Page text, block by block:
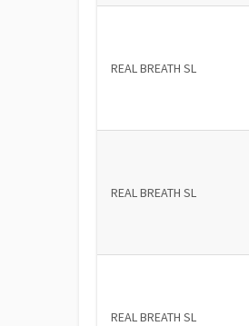
REAL BREATH SL
REAL BREATH SL
REAL BREATH SL